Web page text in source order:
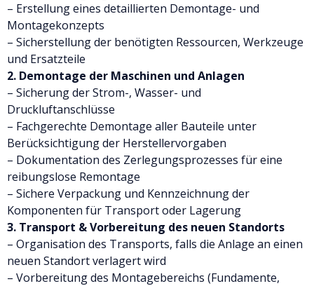
– Erstellung eines detaillierten Demontage- und
Montagekonzepts
– Sicherstellung der benötigten Ressourcen, Werkzeuge
und Ersatzteile
2. Demontage der Maschinen und Anlagen
– Sicherung der Strom-, Wasser- und
Druckluftanschlüsse
– Fachgerechte Demontage aller Bauteile unter
Berücksichtigung der Herstellervorgaben
– Dokumentation des Zerlegungsprozesses für eine
reibungslose Remontage
– Sichere Verpackung und Kennzeichnung der
Komponenten für Transport oder Lagerung
3. Transport & Vorbereitung des neuen Standorts
– Organisation des Transports, falls die Anlage an einen
neuen Standort verlagert wird
– Vorbereitung des Montagebereichs (Fundamente,